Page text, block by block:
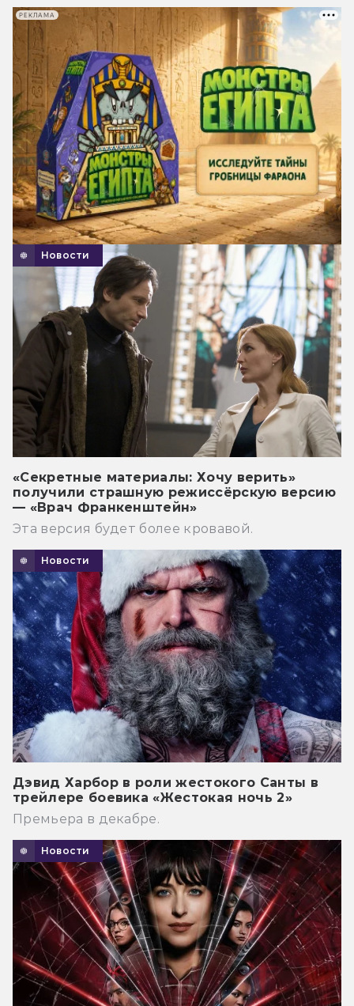
Новости
«Секретные материалы: Хочу верить»
получили страшную режиссёрскую версию
— «Врач Франкенштейн»
Эта версия будет более кровавой.
Новости
Дэвид Харбор в роли жестокого Санты в
трейлере боевика «Жестокая ночь 2»
Премьера в декабре.
Новости
РЕКЛАМА